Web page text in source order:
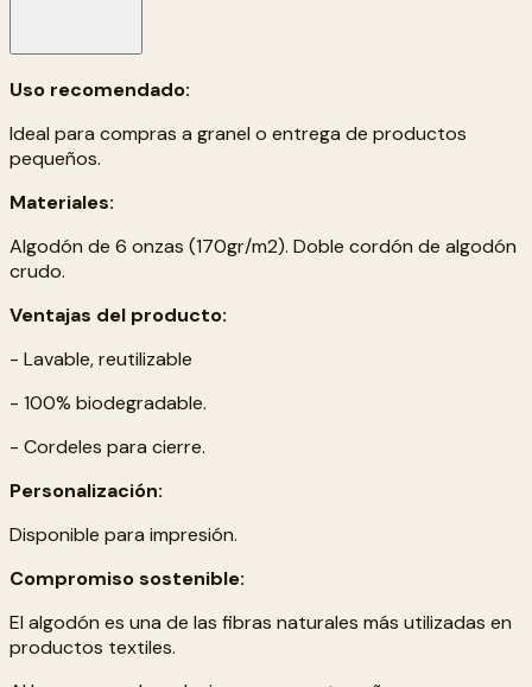
Uso recomendado:
Ideal para compras a granel o entrega de productos
pequeños.
Materiales:
Algodón de 6 onzas (170gr/m2). Doble cordón de algodón
crudo.
Ventajas del producto:
- Lavable, reutilizable
- 100% biodegradable.
- Cordeles para cierre.
Personalización:
Disponible para impresión.
Compromiso sostenible:
El algodón es una de las fibras naturales más utilizadas en
productos textiles.